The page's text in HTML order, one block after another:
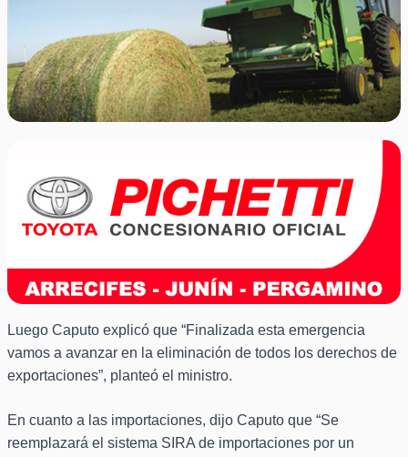
Luego Caputo explicó que “Finalizada esta emergencia
vamos a avanzar en la eliminación de todos los derechos de
exportaciones”, planteó el ministro.
En cuanto a las importaciones, dijo Caputo que “Se
reemplazará el sistema SIRA de importaciones por un